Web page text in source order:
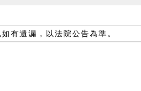
有遺漏，以法院公告為準。